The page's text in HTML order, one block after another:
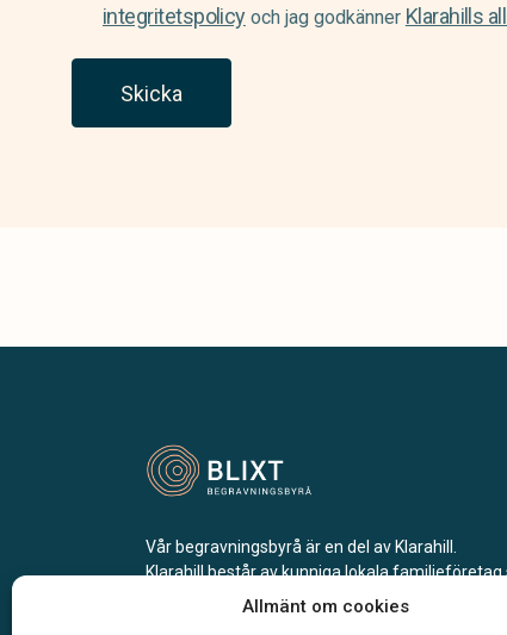
Allmänt om cookies
(Required)
integritetspolicyoch jag godkänner Klarahills
Skicka
Vår begravningsbyrå är en del av Klarahill.
Klarahill består av kunniga lokala familjeföretag
auktoriserade inom Sveriges begravningsbyråers